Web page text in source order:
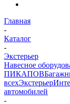
Главная
-
Каталог
-
Экстерьер
Навесное
ПИКАПОВ
всехЭкстерьер
автомобилей
-